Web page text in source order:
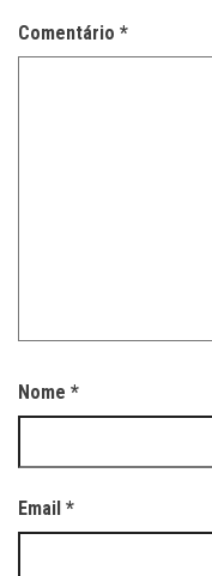
Comentário *
Nome *
Email *